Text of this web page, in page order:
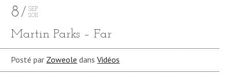
8
SEP
2011
Martin Parks – Far
Posté par Zoweole dansVidéos